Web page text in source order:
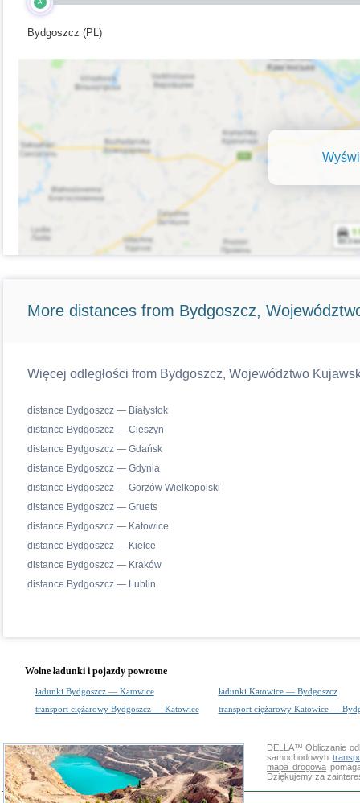
A
Bydgoszcz (PL)
More distances from Bydgoszcz,
Więcej odległości from Bydgoszcz, Województwo
distance Bydgoszcz — Białystok
distance Bydgoszcz — Cieszyn
distance Bydgoszcz — Gdańsk
distance Bydgoszcz — Gdynia
distance Bydgoszcz — Gorzów Wielkopolski
distance Bydgoszcz — Gruets
distance Bydgoszcz — Katowice
distance Bydgoszcz — Kielce
distance Bydgoszcz — Kraków
distance Bydgoszcz — Lublin
Wolne ładunki i pojazdy powrotne
ładunki Bydgoszcz — Katowice
ładunki Katowice — Bydgoszcz
transport ciężarowy Bydgoszcz — Katowice
transport ciężarowy Katowice —
DELLA™Obliczanie
samochodowyh
mapa drogowa
Dziękujemy za